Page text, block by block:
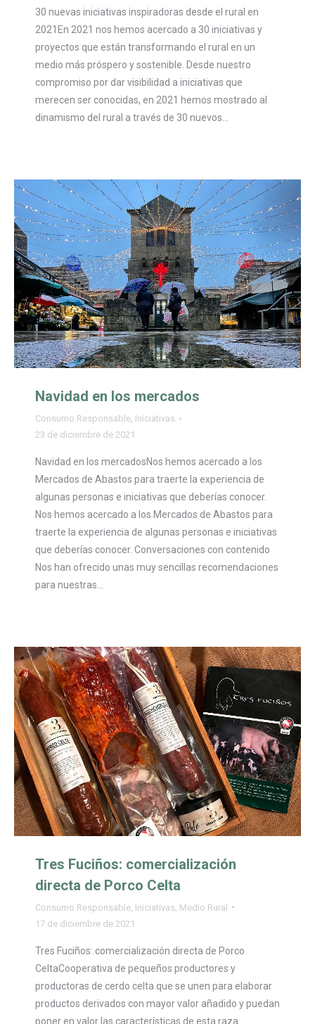
30 nuevas iniciativas inspiradoras desde el rural en
2021En 2021 nos hemos acercado a 30 iniciativas y
proyectos que están transformando el rural en un
medio más próspero y sostenible. Desde nuestro
compromiso por dar visibilidad a iniciativas que
merecen ser conocidas, en 2021 hemos mostrado al
dinamismo del rural a través de 30 nuevos…
Navidad en los mercados
Consumo Responsable, Iniciativas
23 de diciembre de 2021
Navidad en los mercadosNos hemos acercado a los
Mercados de Abastos para traerte la experiencia de
algunas personas e iniciativas que deberías conocer.
Nos hemos acercado a los Mercados de Abastos para
traerte la experiencia de algunas personas e iniciativas
que deberías conocer. Conversaciones con contenido
Nos han ofrecido unas muy sencillas recomendaciones
para nuestras…
Tres Fuciños: comercialización
directa de Porco Celta
Consumo Responsable Iniciativas Medio Rural
17 de diciembre de 2021
Tres Fuciños: comercialización directa de Porco
CeltaCooperativa de pequeños productores y
productoras de cerdo celta que se unen para elaborar
productos derivados con mayor valor añadido y puedan
poner en valor las características de esta raza